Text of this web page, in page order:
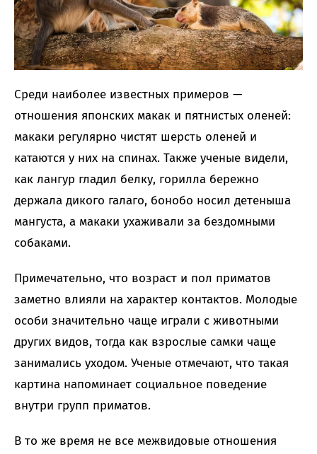
Среди наиболее известных примеров —
отношения японских макак и пятнистых оленей:
макаки регулярно чистят шерсть оленей и
катаются у них на спинах. Также ученые видели,
как лангур гладил белку, горилла бережно
держала дикого галаго, бонобо носил детеныша
мангуста, а макаки ухаживали за бездомными
собаками.
Примечательно, что возраст и пол приматов
заметно влияли на характер контактов. Молодые
особи значительно чаще играли с животными
других видов, тогда как взрослые самки чаще
занимались уходом. Ученые отмечают, что такая
картина напоминает социальное поведение
внутри групп приматов.
В то же время не все межвидовые отношения